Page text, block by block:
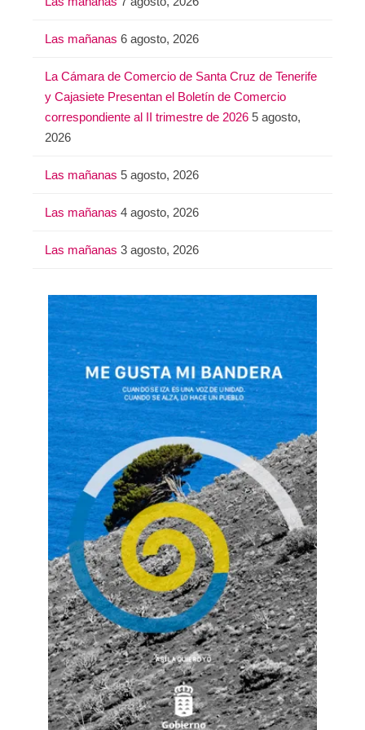
Las mañanas 6 agosto, 2026
La Cámara de Comercio de Santa Cruz de Tenerife
y Cajasiete Presentan el Boletín de Comercio
correspondiente al II trimestre de 2026 5 agosto,
2026
Las mañanas 5 agosto, 2026
Las mañanas 4 agosto, 2026
Las mañanas 3 agosto, 2026